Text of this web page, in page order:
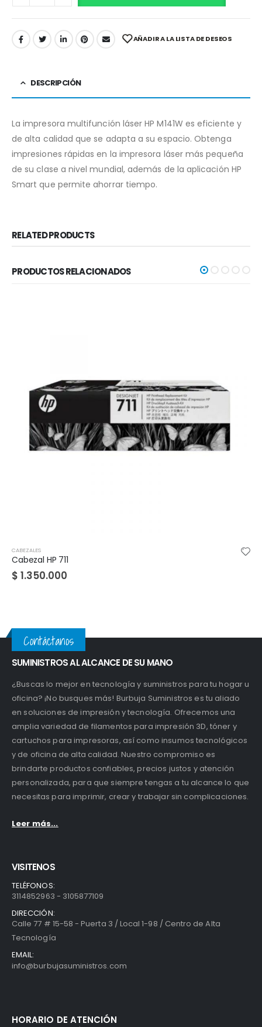
AÑADIR A LA LISTA DE DESEOS
DESCRIPCIÓN
La impresora multifunción láser HP M141W es eficiente y
de alta calidad que se adapta a su espacio. Obtenga
impresiones rápidas en la impresora láser más pequeña
de su clase a nivel mundial, además de la aplicación HP
Smart que permite ahorrar tiempo.
RELATED PRODUCTS
PRODUCTOS RELACIONADOS
Cabezal original HP 3YP17AL
$179.000
Contáctanos
SUMINISTROS AL ALCANCE DE SU MANO
¿Buscas lo mejor en tecnología y suministros para tu hogar u
oficina? ¡No busques más! Burbuja Suministros es tu aliado
en soluciones de impresión y tecnología. Ofrecemos una
amplia variedad de filamentos para impresión 3D, tóner y
cartuchos para impresoras, así como insumos tecnológicos
y de oficina de alta calidad. Nuestro compromiso es
brindarte productos confiables, precios justos y atención
personalizada, para que siempre tengas a tu alcance lo que
necesitas para imprimir, crear y trabajar sin complicaciones.
Leer más...
VISITENOS
TELÉFONOS:
3114852963 - 3105877109
DIRECCIÓN:
Calle 77 # 15-58 - Puerta 3 / Local 1-98 / Centro de Alta
Tecnología
EMAIL:
info@burbujasuministros.com
HORARIO DE ATENCIÓN